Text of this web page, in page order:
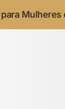
Mulheres